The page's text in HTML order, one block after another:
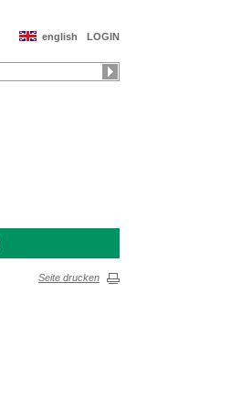
LOGIN
english
Seite drucken